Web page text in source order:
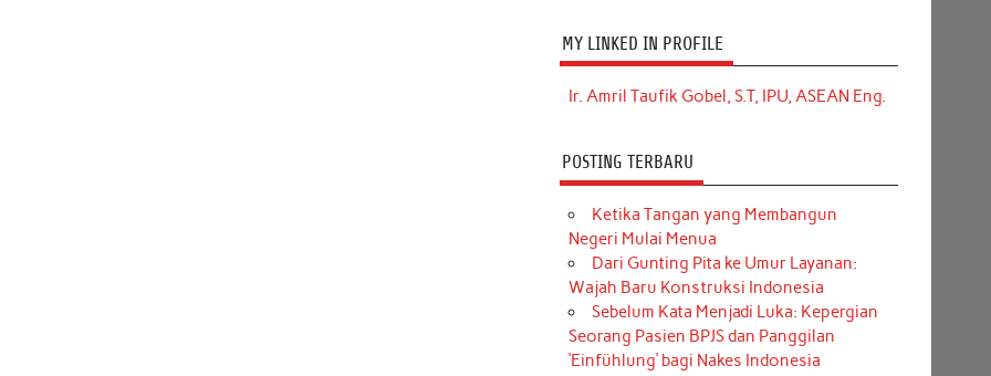
MY LINKED IN PROFILE
Ir. Amril Taufik Gobel, S.T, IPU, ASEAN Eng.
POSTING TERBARU
Ketika Tangan yang Membangun
Negeri Mulai Menua
Dari Gunting Pita ke Umur Layanan:
Wajah Baru Konstruksi Indonesia
Sebelum Kata Menjadi Luka: Kepergian
Seorang Pasien BPJS dan Panggilan
‘Einfühlung’ bagi Nakes Indonesia